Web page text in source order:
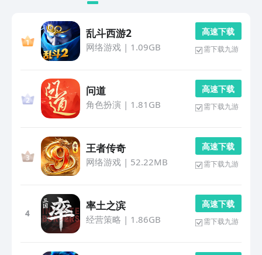
乱斗西游2
网络游戏| 1.09GB
高 速 下 载
需下载九游
问道
角色扮演 | 1.81GB
高 速 下 载
需下载九游
王者传奇
网络游戏| 52.22MB
高 速 下 载
需下载九游
4
率土之滨
经营策略 | 1.86GB
高 速 下 载
需下载九游